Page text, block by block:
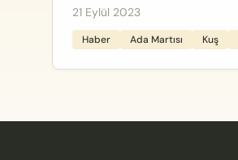
21 Eylül 2023
Haber Ada Martısı Kuş